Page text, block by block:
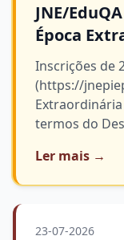
JNE/
Época
Inscrições de
(https://
Extraordinária
termos do
Ler mais →
23-07-2026